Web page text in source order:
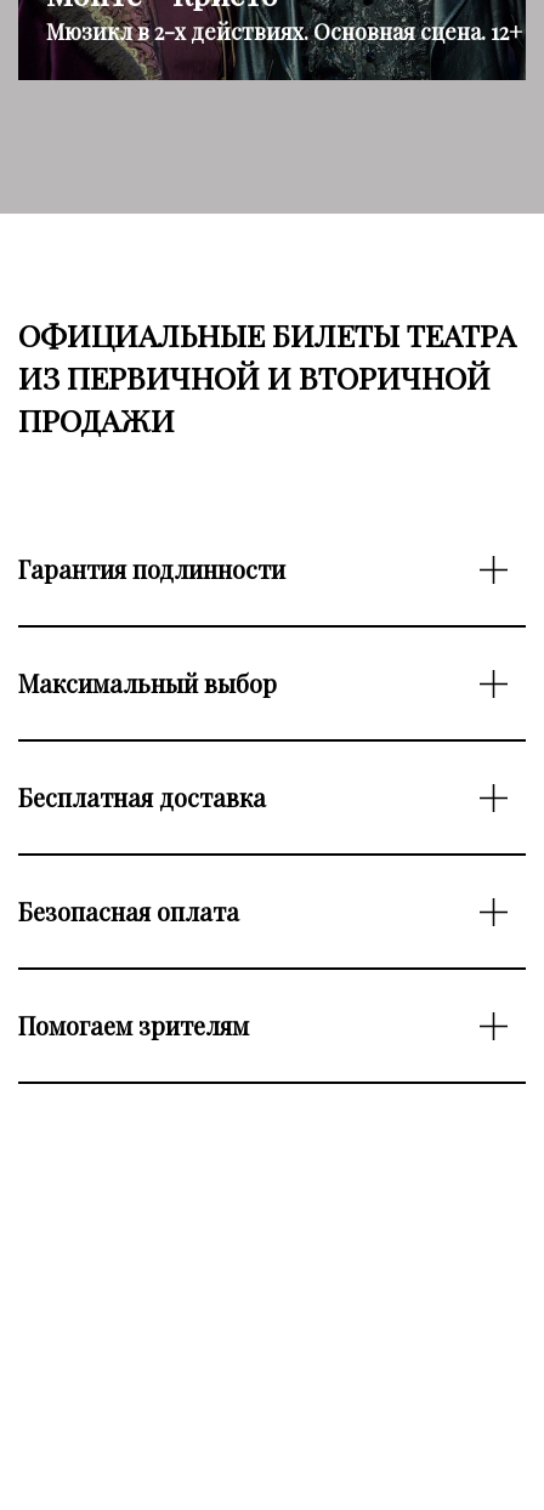
Мюзикл в 2-х действиях. Основная сцена. 12+
ОФИЦИАЛЬНЫЕ БИЛЕТЫ ТЕАТРА
ИЗ ПЕРВИЧНОЙ И ВТОРИЧНОЙ
ПРОДАЖИ
Гарантия подлинности
Максимальный выбор
Бесплатная доставка
Безопасная оплата
Помогаем зрителям